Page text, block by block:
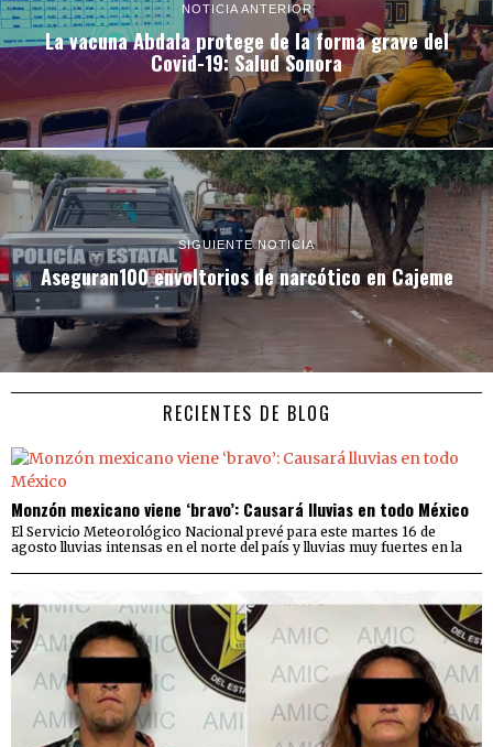
NOTICIA ANTERIOR
La vacuna Abdala protege de la forma grave del
Covid-19: Salud Sonora
SIGUIENTE NOTICIA
Aseguran100 envoltorios de narcótico en Cajeme
RECIENTES DE BLOG
Monzón mexicano viene ‘bravo’: Causará lluvias en todo México
El Servicio Meteorológico Nacional prevé para este martes 16 de
agosto lluvias intensas en el norte del país y lluvias muy fuertes en la